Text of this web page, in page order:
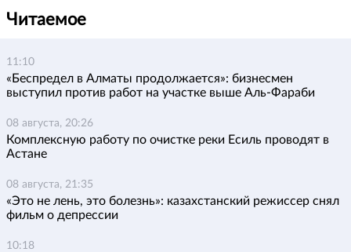
Читаемое
11:10
«Беспредел в Алматы продолжается»: бизнесмен
выступил против работ на участке выше Аль-Фараби
08 августа, 20:26
Комплексную работу по очистке реки Есиль проводят в
Астане
08 августа, 21:35
«Это не лень, это болезнь»: казахстанский режиссер снял
фильм о депрессии
10:18